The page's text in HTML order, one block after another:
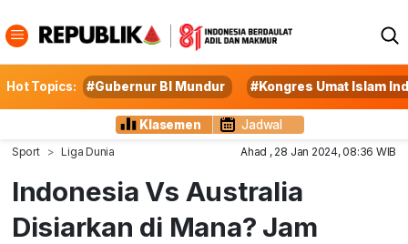
Hot Topics: #Gubernur BI Mundur #Kongres Umat Islam
Klasemen Jadwal
Sport Liga Dunia Ahad , 28 Jan 2024, 08:36 WIB
Indonesia Vs Australia
Disiarkan di Mana? Jam